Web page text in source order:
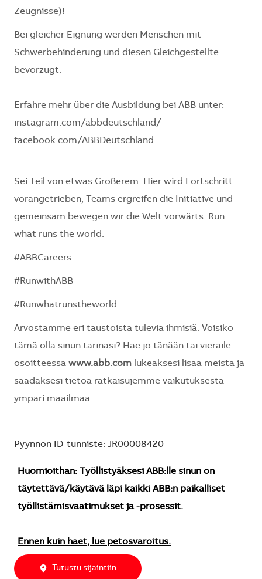
Zeugnisse)!
Bei gleicher Eignung werden Menschen mit
Schwerbehinderung und diesen Gleichgestellte
bevorzugt.
Erfahre mehr über die Ausbildung bei ABB unter:
instagram.com/abbdeutschland/
facebook.com/ABBDeutschland
Sei Teil von etwas Größerem. Hier wird Fortschritt
vorangetrieben, Teams ergreifen die Initiative und
gemeinsam bewegen wir die Welt vorwärts. Run
what runs the world.
#ABBCareers
#RunwithABB
#Runwhatrunstheworld
Arvostamme eri taustoista tulevia ihmisiä. Voisiko
tämä olla sinun tarinasi? Hae jo tänään tai vieraile
osoitteessa www.abb.com lukeaksesi lisää meistä ja
saadaksesi tietoa ratkaisujemme vaikutuksesta
ympäri maailmaa.
Pyynnön ID-tunniste: JR00008420
Huomioithan: Työllistyäksesi ABB:lle sinun on
täytettävä/käytävä läpi kaikki ABB:n paikalliset
työllistämisvaatimukset ja -prosessit.
Ennen kuin haet, lue petosvaroitus.
Tutustu sijaintiin